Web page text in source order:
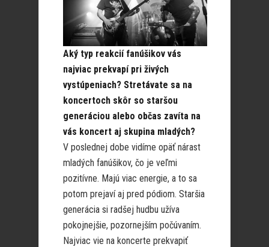
Aký typ reakcií fanúšikov vás
najviac prekvapí pri živých
vystúpeniach? Stretávate sa na
koncertoch skôr so staršou
generáciou alebo občas zavíta na
vás koncert aj skupina mladých?
V poslednej dobe vidíme opäť nárast
mladých fanúšikov, čo je veľmi
pozitívne. Majú viac energie, a to sa
potom prejaví aj pred pódiom. Staršia
generácia si radšej hudbu užíva
pokojnejšie, pozornejším počúvaním.
Najviac vie na koncerte prekvapiť